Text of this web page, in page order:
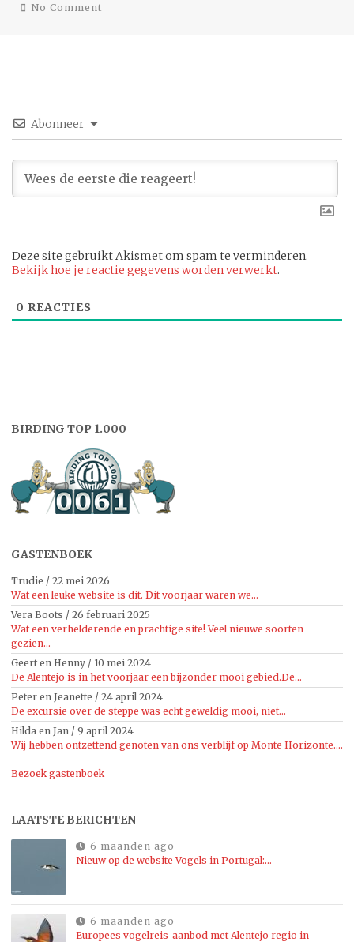
No Comment
Abonneer
Deze site gebruikt Akismet om spam te verminderen.
Bekijk hoe je reactie gegevens worden verwerkt.
0 REACTIES
BIRDING TOP 1.000
GASTENBOEK
Trudie / 22 mei 2026
Wat een leuke website is dit. Dit voorjaar waren we...
Vera Boots / 26 februari 2025
Wat een verhelderende en prachtige site! Veel nieuwe soorten
gezien...
Geert en Henny / 10 mei 2024
De Alentejo is in het voorjaar een bijzonder mooi gebied.De...
Peter en Jeanette / 24 april 2024
De excursie over de steppe was echt geweldig mooi, niet...
Hilda en Jan / 9 april 2024
Wij hebben ontzettend genoten van ons verblijf op Monte Horizonte....
Bezoek gastenboek
LAATSTE BERICHTEN
6 maanden ago
Nieuw op de website Vogels in Portugal:…
6 maanden ago
Europees vogelreis-aanbod met Alentejo regio in